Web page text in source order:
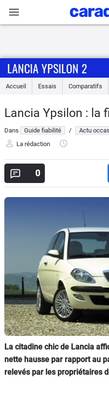
Accueil
Essais
Guide
Electriques
Forum
Moto
Marques
LANCIA YPSILON 2
Accueil Essais Comparatifs
Lancia Ypsilon : la
Dans Guide fiabilité /
Actu
La rédaction
0
La citadine chic de Lancia
nette hausse par rapport au
relevés par les propriétaires